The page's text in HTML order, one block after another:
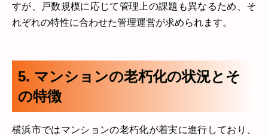
すが、戸数規模に応じて管理上の課題も異なるため、そ
れぞれの特性に合わせた管理運営が求められます。
5. マンションの老朽化の状況とそ
の特徴
横浜市ではマンションの老朽化が着実に進行しており、